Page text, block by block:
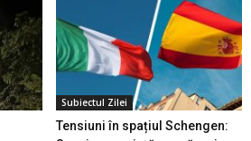
Subiectul Zilei
Tensiuni în spațiul Schengen: